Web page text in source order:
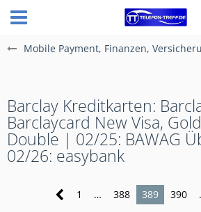
Mobile Payment, Finanzen,
Barclay Kreditkarten:
Barclaycard New Visa,
Double | 02/25: BAWAG
02/26: easybank
1 … 388 389 390